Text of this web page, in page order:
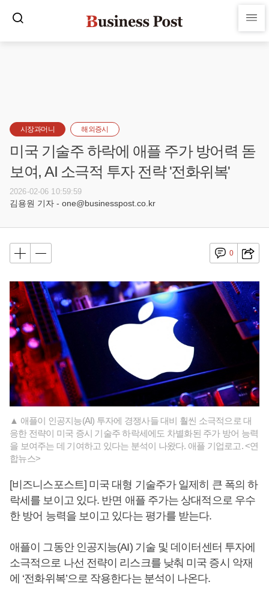
시장과머니 해외증시
미국 기술주 하락에 애플 주가 방어력 돋
보여, AI 소극적 투자 전략 '전화위복'
2026-02-06 10:59:59
김용원 기자 - one@businesspost.co.kr
0
▲ 애플이 인공지능(AI) 투자에 경쟁사들 대비 훨씬 소극적으로 대
응한 전략이 미국 증시 기술주 하락세에도 차별화된 주가 방어 능력
을 보여주는 데 기여하고 있다는 분석이 나왔다. 애플 기업로고. <연
합뉴스>
[비즈니스포스트] 미국 대형 기술주가 일제히 큰 폭의 하
락세를 보이고 있다. 반면 애플 주가는 상대적으로 우수
한 방어 능력을 보이고 있다는 평가를 받는다.
애플이 그동안 인공지능(AI) 기술 및 데이터센터 투자에
소극적으로 나선 전략이 리스크를 낮춰 미국 증시 악재
에 ‘전화위복’으로 작용한다는 분석이 나온다.